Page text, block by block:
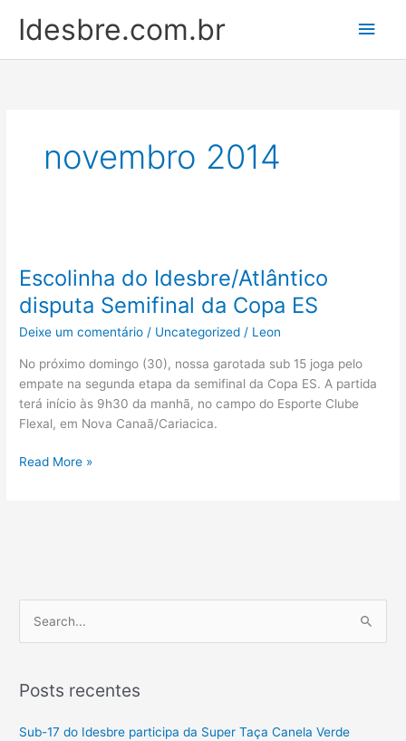
Idesbre.com.br
novembro 2014
Escolinha do Idesbre/Atlântico
disputa Semifinal da Copa ES
Deixe um comentário / Uncategorized / Leon
No próximo domingo (30), nossa garotada sub 15 joga pelo
empate na segunda etapa da semifinal da Copa ES. A partida
terá início às 9h30 da manhã, no campo do Esporte Clube
Flexal, em Nova Canaã/Cariacica.
Idesbre/Atlântico
disputa
Semifinal
da
Read More »
qPosts recentes
Sub-17 do Idesbre participa da Super Taça Canela Verde